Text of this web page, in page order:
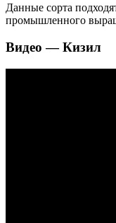
Данные сорта
промышленного
Видео — Кизил